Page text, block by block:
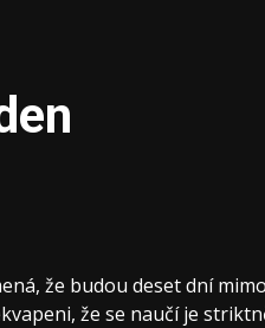
že budou deset dní
že se naučí je